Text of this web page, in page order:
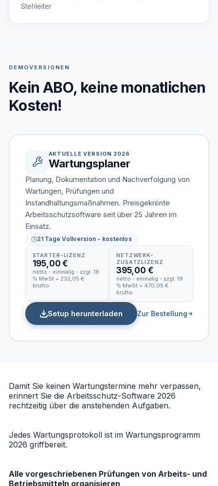
Stehleiter
DEMOVERSIONEN
Kein ABO, keine monatlichen
Kosten!
AKTUELLE VERSION 2026
Wartungsplaner
Planung, Dokumentation und Nachverfolgung von
Wartungen, Prüfungen und
Instandhaltungsmaßnahmen. Preisgekrönte
Arbeitsschutzsoftware seit über 25 Jahren im
Einsatz.
21 Tage Vollversion - kostenlos
STARTER-LIZENZ
195,00 €
netto - einmalig - zzgl. 19
% MwSt = 232,05 €
brutto
NETZWERK-
ZUSATZLIZENZ
395,00 €
netto - einmalig - zzgl. 19
% MwSt = 470,05 €
brutto
Setup herunterladen Zur Bestellung
Damit Sie keinen Wartungstermine mehr verpassen,
erinnert Sie die Arbeitsschutz-Software 2026
rechtzeitig über die anstehenden Aufgaben.
Jedes Wartungsprotokoll ist im Wartungsprogramm
2026 griffbereit.
Alle vorgeschriebenen Prüfungen von Arbeits- und
Betriebsmitteln organisieren